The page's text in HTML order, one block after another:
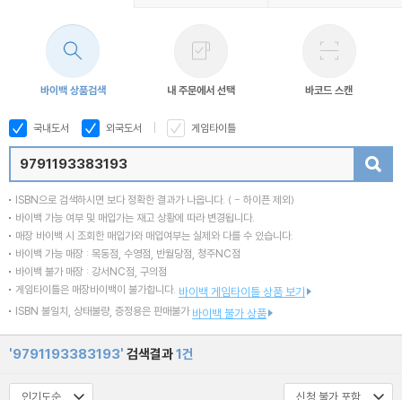
바이백 상품검색 내 주문에서 선택 바코드 스캔
국내도서 외국도서 게임타이틀
ISBN으로 검색하시면 보다 정확한 결과가 나옵니다. ( - 하이픈 제외)
바이백 가능 여부 및 매입가는 재고 상황에 따라 변경됩니다.
매장 바이백 시 조회한 매입가와 매입여부는 실제와 다를 수 있습니다.
바이백 가능 매장 : 목동점, 수영점, 반월당점, 청주NC점
바이백 불가 매장 : 강서NC점, 구의점
게임타이틀은 매장바이백이 불가합니다. 바이백 게임타이틀 상품 보기
ISBN 불일치, 상태불량, 증정용은 판매불가 바이백 불가 상품
'9791193383193' 검색결과1건